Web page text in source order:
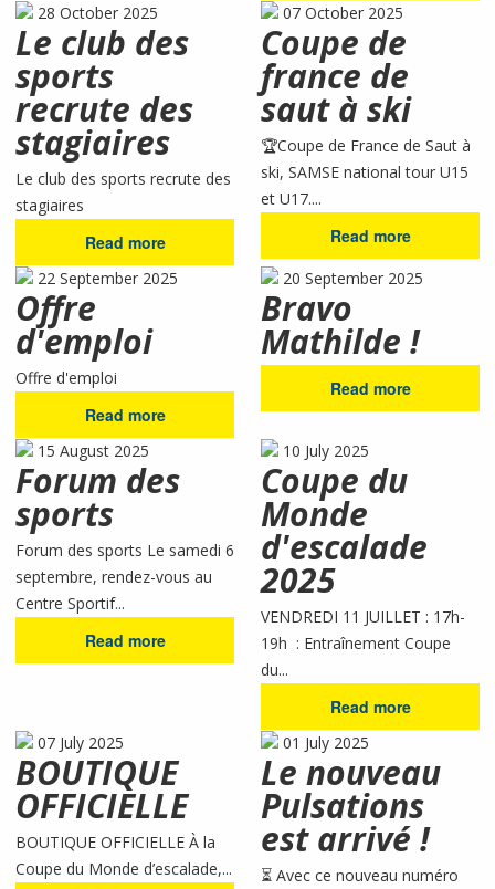
28 October 2025
Le club des
sports
recrute des
stagiaires
Le club des sports recrute des
stagiaires
Read more
07 October 2025
Coupe de
france de
saut à ski
🏆Coupe de France de Saut à
ski, SAMSE national tour U15
et U17....
Read more
22 September 2025
Offre
d'emploi
Offre d'emploi
Read more
20 September 2025
Bravo
Mathilde !
Read more
15 August 2025
Forum des
sports
Forum des sports Le samedi 6
septembre, rendez-vous au
Centre Sportif...
Read more
10 July 2025
Coupe du
Monde
d'escalade
2025
VENDREDI 11 JUILLET : 17h-
19h : Entraînement Coupe
du...
Read more
07 July 2025
BOUTIQUE
OFFICIELLE
BOUTIQUE OFFICIELLE À la
Coupe du Monde d’escalade,...
01 July 2025
Le nouveau
Pulsations
est arrivé !
⏳ Avec ce nouveau numéro